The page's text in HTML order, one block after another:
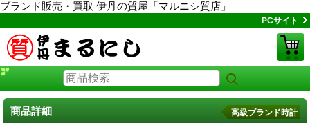
ブランド販売・買取 伊丹の質屋「マルニシ質店」
PCサイト
商品詳細 高級ブランド時計